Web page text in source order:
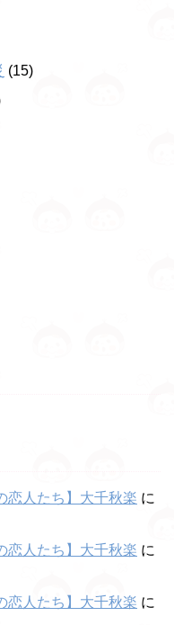
(15)
恋人たち】大千秋楽 に
恋人たち】大千秋楽 に
恋人たち】大千秋楽 に